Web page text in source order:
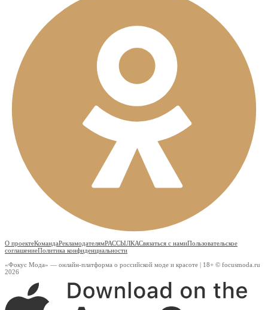
О проектеКомандаРекламодателямРАССЫЛКАСвязаться с намиПользовательское
соглашениеПолитика конфиденциальности
«Фокус Мода» — онлайн-платформа о российской моде и красоте | 18+ © focusmoda.ru
2026